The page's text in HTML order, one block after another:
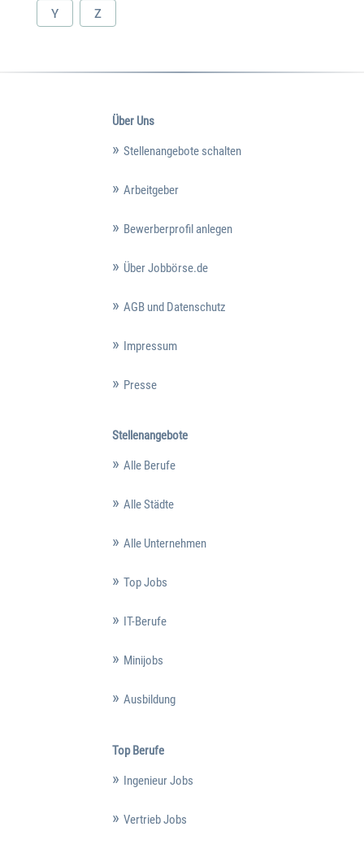
Y Z
Über Uns
Stellenangebote schalten
Arbeitgeber
Bewerberprofil anlegen
Über Jobbörse.de
AGB und Datenschutz
Impressum
Presse
Stellenangebote
Alle Berufe
Alle Städte
Alle Unternehmen
Top Jobs
IT-Berufe
Minijobs
Ausbildung
Top Berufe
Ingenieur Jobs
Vertrieb Jobs